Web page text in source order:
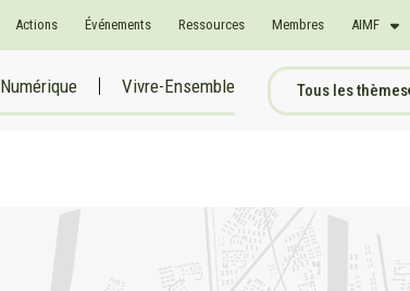
Actions Événements Ressources Membres AIMF
Numérique Vivre-Ensemble Tous les thèmes